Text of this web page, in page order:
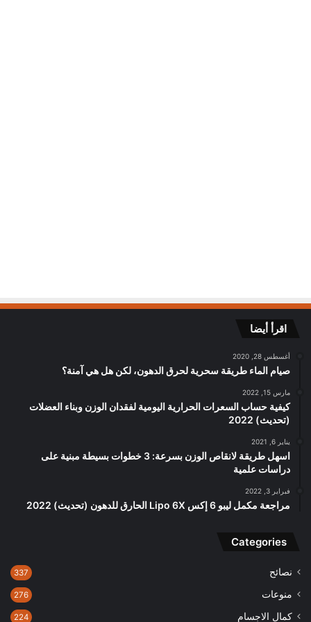
اقرأ أيضا
أغسطس 28, 2020
صيام الماء طريقة سحرية لحرق الدهون، لكن هل هي آمنة؟
مارس 15, 2022
كيفية حساب السعرات الحرارية اليومية لفقدان الوزن وبناء العضلات
(تحديث) 2022
يناير 6, 2021
اسهل طريقة لانقاص الوزن بسرعة: 3 خطوات بسيطة مبنية على
دراسات علمية
فبراير 3, 2022
مراجعة مكمل ليبو 6 إكس Lipo 6X الحارق للدهون (تحديث) 2022
Categories
نصائح 337
منوعات 276
كمال الاجسام 224